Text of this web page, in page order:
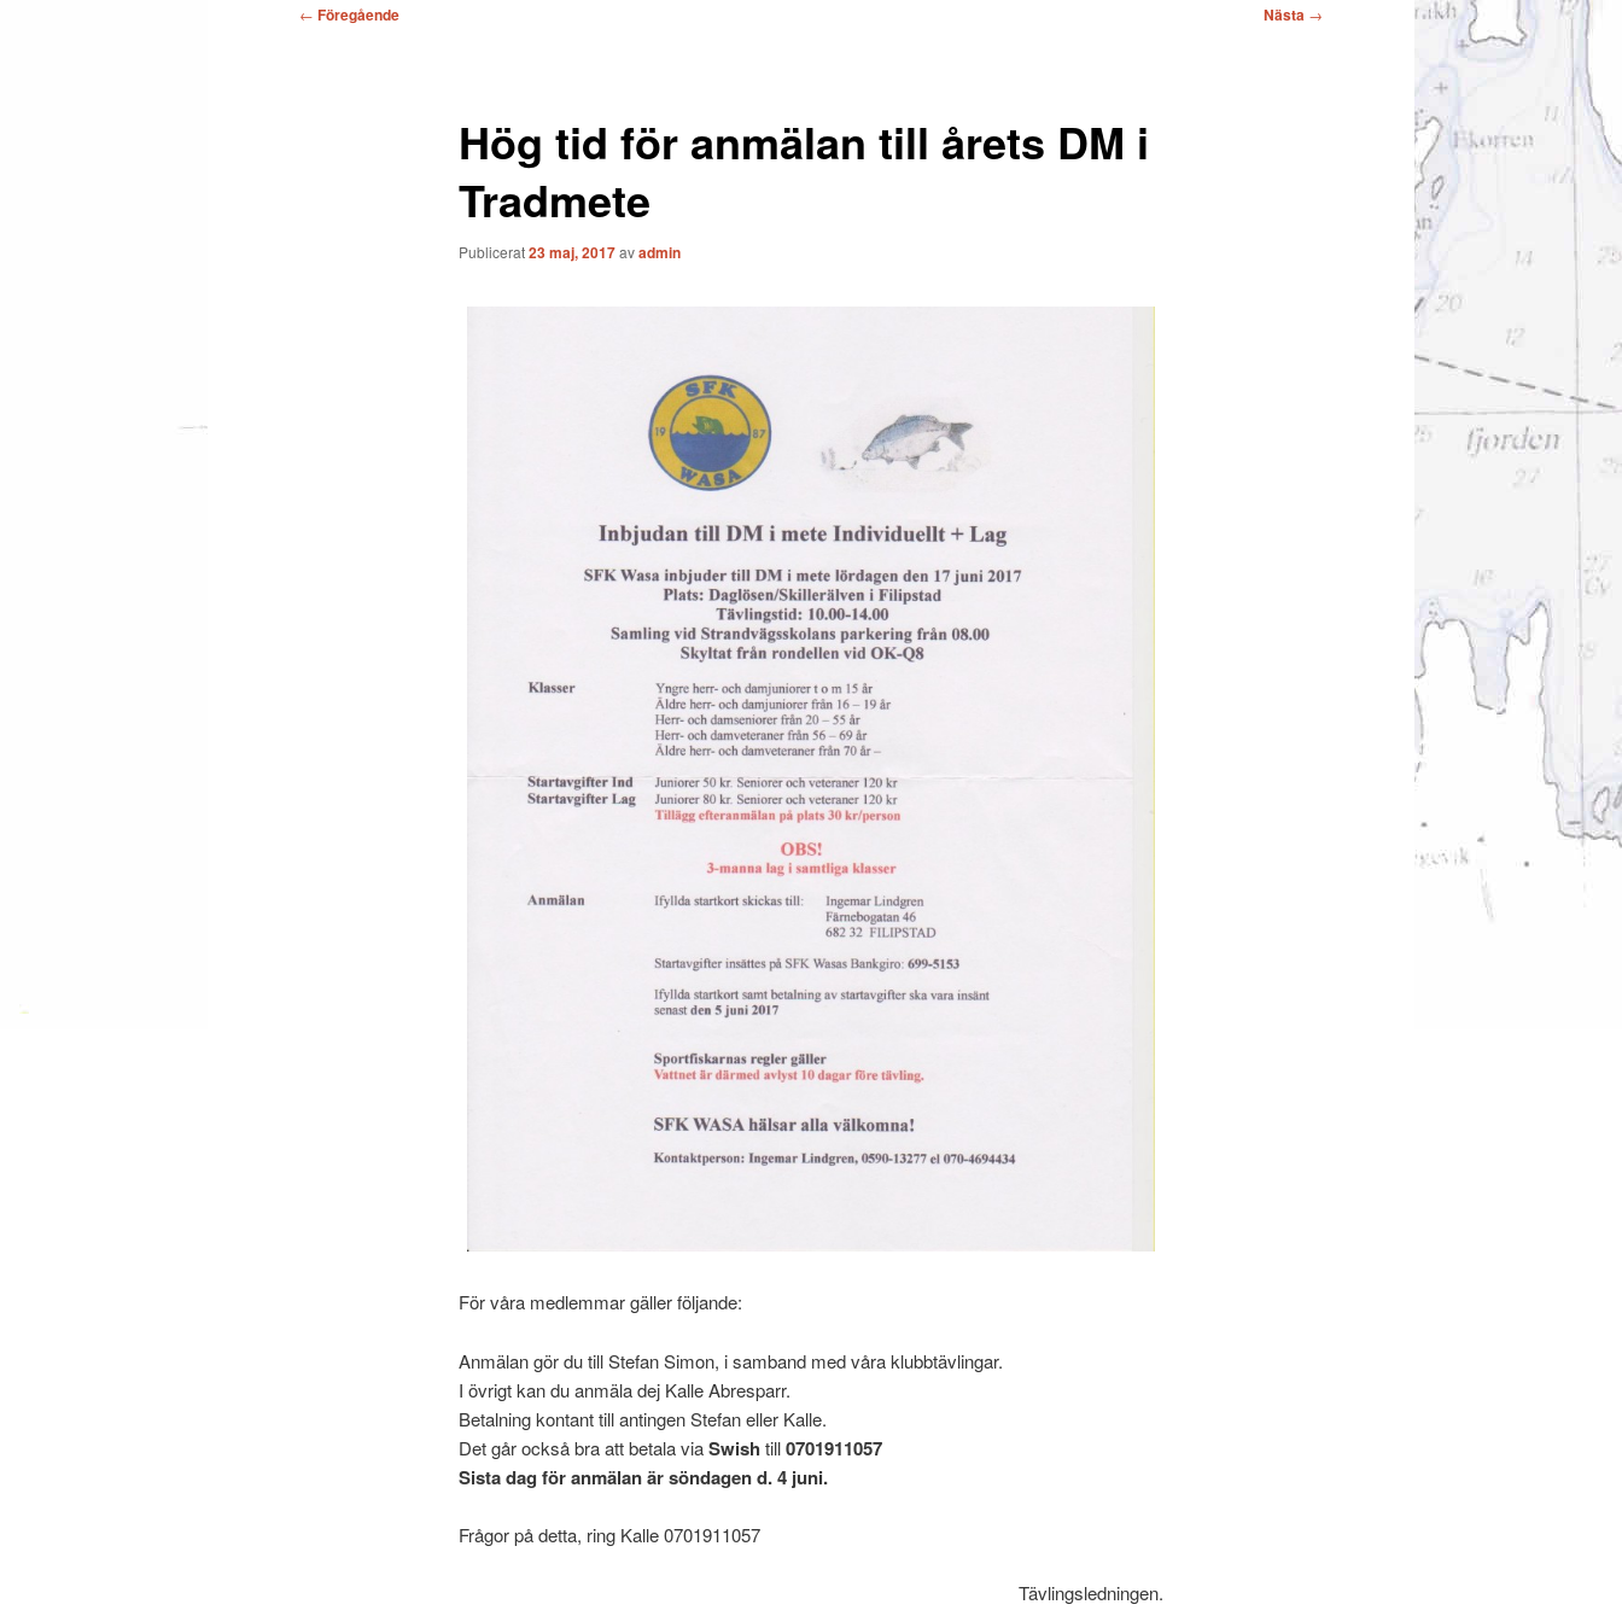
Inläggsnavigering
← Föregående Nästa →
Hög tid för anmälan till årets DM i
Tradmete
Publicerat23 maj, 2017avadmin
För våra medlemmar gäller följande:
Anmälan gör du till Stefan Simon, i samband med våra klubbtävlingar.
I övrigt kan du anmäla dej Kalle Abresparr.
Betalning kontant till antingen Stefan eller Kalle.
Det går också bra att betala viaSwish till0701911057
Sista dag för anmälan är söndagen d. 4 juni.
Frågor på detta, ring Kalle 0701911057
Tävlingsledningen.